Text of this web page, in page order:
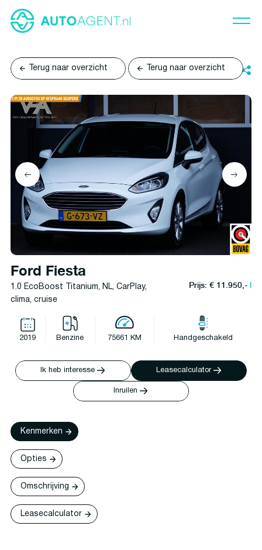
Terug naar overzicht Terug naar overzicht
Ford Fiesta
1.0 EcoBoost Titanium, NL, CarPlay,
clima, cruise
Prijs: € 11.950,-l
2019 Benzine 75661 KM Handgeschakeld
Ik heb interesse Leasecalculator
Inruilen
Kenmerken
Opties
Omschrijving
Leasecalculator